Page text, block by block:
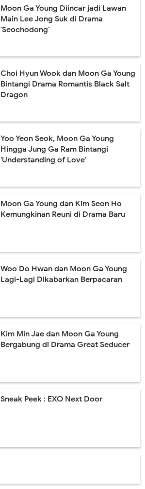
Moon Ga Young Diincar jadi Lawan
Main Lee Jong Suk di Drama
'Seochodong'
Choi Hyun Wook dan Moon Ga Young
Bintangi Drama Romantis Black Salt
Dragon
Yoo Yeon Seok, Moon Ga Young
Hingga Jung Ga Ram Bintangi
'Understanding of Love'
Moon Ga Young dan Kim Seon Ho
Kemungkinan Reuni di Drama Baru
Woo Do Hwan dan Moon Ga Young
Lagi-Lagi Dikabarkan Berpacaran
Kim Min Jae dan Moon Ga Young
Bergabung di Drama Great Seducer
Sneak Peek : EXO Next Door